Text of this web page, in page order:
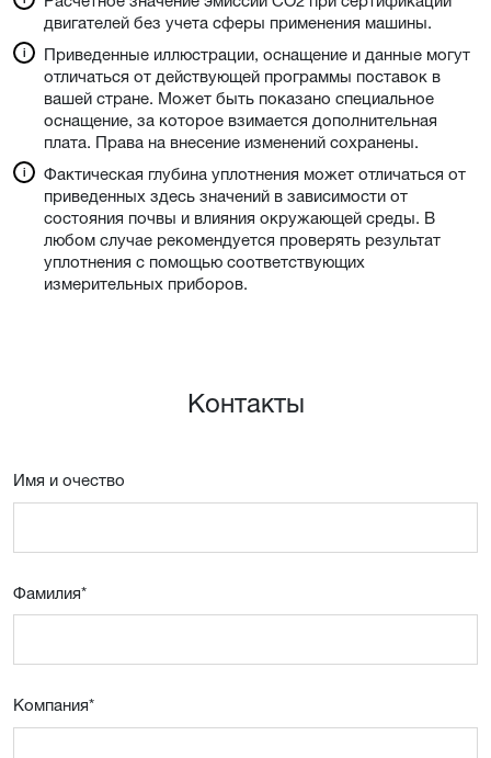
двигателей без учета сферы применения машины.
Приведенные иллюстрации, оснащение и данные могут
отличаться от действующей программы поставок в
вашей стране. Может быть показано специальное
оснащение, за которое взимается дополнительная
плата. Права на внесение изменений сохранены.
Фактическая глубина уплотнения может отличаться от
приведенных здесь значений в зависимости от
состояния почвы и влияния окружающей среды. В
любом случае рекомендуется проверять результат
уплотнения с помощью соответствующих
измерительных приборов.
Контакты
Имя и очествo
Фамилия*
Компания*